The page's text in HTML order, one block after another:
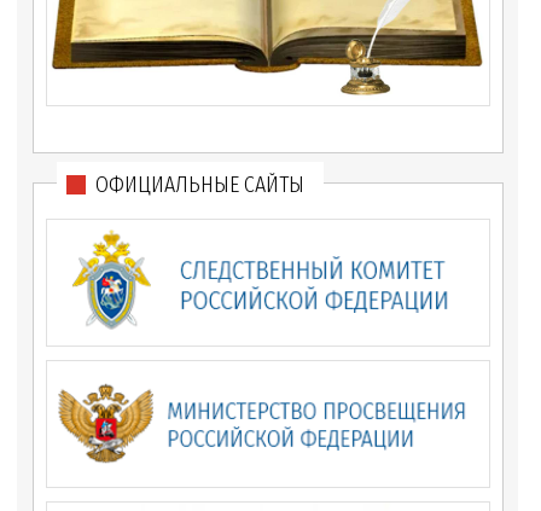
ОФИЦИАЛЬНЫЕ САЙТЫ